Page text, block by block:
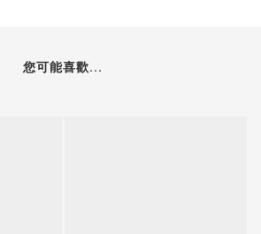
您可能喜歡...